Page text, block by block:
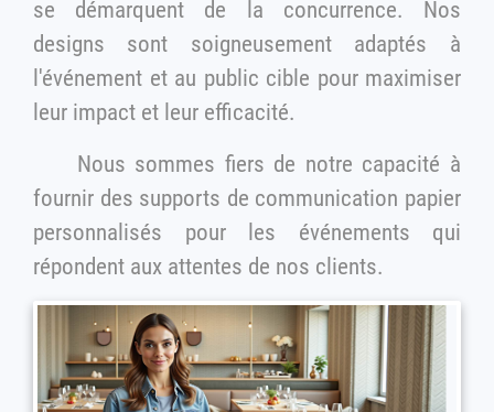
se démarquent de la concurrence. Nos
designs sont soigneusement adaptés à
l'événement et au public cible pour maximiser
leur impact et leur efficacité.
Nous sommes fiers de notre capacité à
fournir des supports de communication papier
personnalisés pour les événements qui
répondent aux attentes de nos clients.